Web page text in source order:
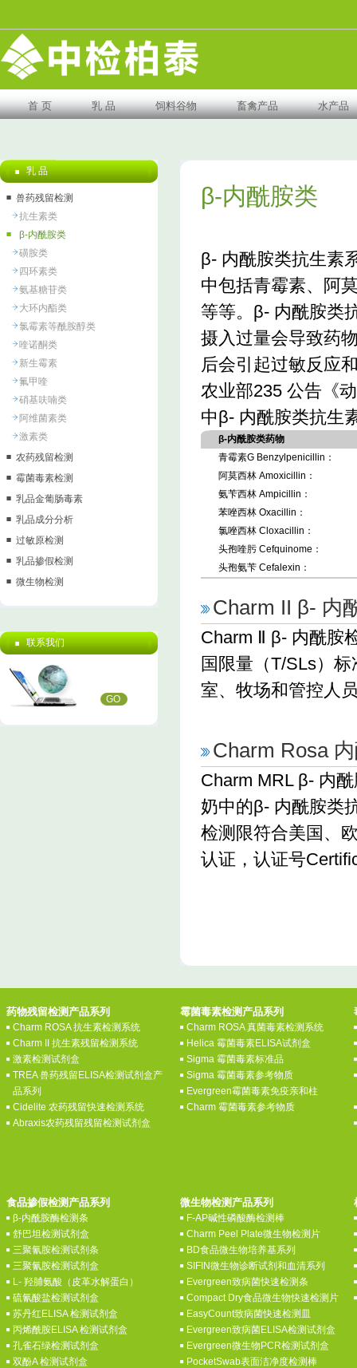
首 页 乳 品 饲料谷物 畜禽产品 水产品
乳 品
兽药残留检测
抗生素类
β-内酰胺类
磺胺类
四环素类
氨基糖苷类
大环内酯类
氯霉素等酰胺醇类
喹诺酮类
新生霉素
氟甲喹
硝基呋喃类
阿维菌素类
激素类
农药残留检测
霉菌毒素检测
乳品金葡肠毒素
乳品成分分析
过敏原检测
乳品掺假检测
微生物检测
联系我们
GO
β-内酰胺类
β- 内酰胺类抗生素
中包括青霉素、阿
等等。β- 内酰胺类
摄入过量会导致药
后会引起过敏反应
农业部235 公告《
中β- 内酰胺类抗生
β-内酰胺类药物
青霉素G Benzylpenicillin：
阿莫西林 Amoxicillin：
氨苄西林 Ampicillin：
苯唑西林 Oxacillin：
氯唑西林 Cloxacillin：
头孢喹肟 Cefquinome：
头孢氨苄 Cefalexin：
Charm II β- 内
Charm Ⅱ β- 内酰胺
国限量（T/SLs）
室、牧场和管控人
Charm Rosa
Charm MRL β- 内
奶中的β- 内酰胺类
检测限符合美国、
认证，认证号
药物残留检测产品系列
Charm ROSA 抗生素检测系统
Charm II 抗生素残留检测系统
激素检测试剂盒
TREA 兽药残留ELISA检测试剂盒产
品系列
Cidelite 农药残留快速检测系统
Abraxis农药残留残留检测试剂盒
霉菌毒素检测产品系列
Charm ROSA 真菌毒素检测系统
Helica 霉菌毒素ELISA试剂盒
Sigma 霉菌毒素标准品
Sigma 霉菌毒素参考物质
Evergreen霉菌毒素免疫亲和柱
Charm 霉菌毒素参考物质
食品掺假检测产品系列
β-内酰胺酶检测条
舒巴坦检测试剂盒
三聚氰胺检测试剂条
三聚氰胺检测试剂盒
L- 羟脯氨酸（皮革水解蛋白）
硫氰酸盐检测试剂盒
苏丹红ELISA 检测试剂盒
丙烯酰胺ELISA 检测试剂盒
孔雀石绿检测试剂盒
双酚A 检测试剂盒
微生物检测产品系列
F-AP碱性磷酸酶检测棒
Charm Peel Plate微生物检测片
BD食品微生物培养基系列
SIFIN微生物诊断试剂和血清系列
Evergreen致病菌快速检测条
Compact Dry食品微生物快速检测片
EasyCount致病菌快速检测皿
Evergreen致病菌ELISA检测试剂盒
Evergreen微生物PCR检测试剂盒
PocketSwab表面洁净度检测棒